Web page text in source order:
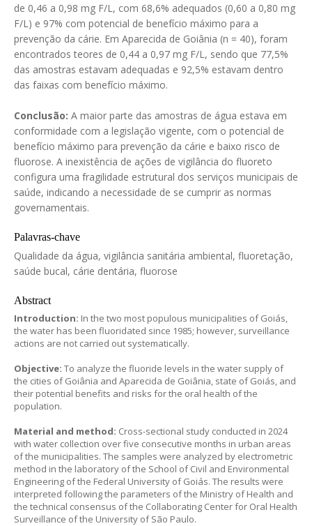
de 0,46 a 0,98 mg F/L, com 68,6% adequados (0,60 a 0,80 mg
F/L) e 97% com potencial de benefício máximo para a
prevenção da cárie. Em Aparecida de Goiânia (n = 40), foram
encontrados teores de 0,44 a 0,97 mg F/L, sendo que 77,5%
das amostras estavam adequadas e 92,5% estavam dentro
das faixas com benefício máximo.
Conclusão: A maior parte das amostras de água estava em
conformidade com a legislação vigente, com o potencial de
benefício máximo para prevenção da cárie e baixo risco de
fluorose. A inexistência de ações de vigilância do fluoreto
configura uma fragilidade estrutural dos serviços municipais de
saúde, indicando a necessidade de se cumprir as normas
governamentais.
Palavras-chave
Qualidade da água, vigilância sanitária ambiental, fluoretação,
saúde bucal, cárie dentária, fluorose
Abstract
Introduction: In the two most populous municipalities of Goiás,
the water has been fluoridated since 1985; however, surveillance
actions are not carried out systematically.
Objective: To analyze the fluoride levels in the water supply of
the cities of Goiânia and Aparecida de Goiânia, state of Goiás, and
their potential benefits and risks for the oral health of the
population.
Material and method: Cross-sectional study conducted in 2024
with water collection over five consecutive months in urban areas
of the municipalities. The samples were analyzed by electrometric
method in the laboratory of the School of Civil and Environmental
Engineering of the Federal University of Goiás. The results were
interpreted following the parameters of the Ministry of Health and
the technical consensus of the Collaborating Center for Oral Health
Surveillance of the University of São Paulo.